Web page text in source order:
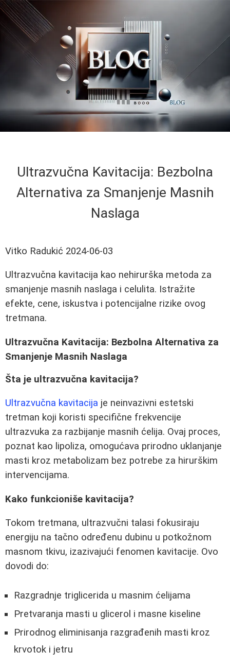
Ultrazvučna Kavitacija: Bezbolna
Alternativa za Smanjenje Masnih
Naslaga
Vitko Radukić 2024-06-03
Ultrazvučna kavitacija kao nehirurška metoda za
smanjenje masnih naslaga i celulita. Istražite
efekte, cene, iskustva i potencijalne rizike ovog
tretmana.
Ultrazvučna Kavitacija: Bezbolna Alternativa za
Smanjenje Masnih Naslaga
Šta je ultrazvučna kavitacija?
Ultrazvučna kavitacija je neinvazivni estetski
tretman koji koristi specifične frekvencije
ultrazvuka za razbijanje masnih ćelija. Ovaj proces,
poznat kao lipoliza, omogućava prirodno uklanjanje
masti kroz metabolizam bez potrebe za hirurškim
intervencijama.
Kako funkcioniše kavitacija?
Tokom tretmana, ultrazvučni talasi fokusiraju
energiju na tačno određenu dubinu u potkožnom
masnom tkivu, izazivajući fenomen kavitacije. Ovo
dovodi do:
Razgradnje triglicerida u masnim ćelijama
Pretvaranja masti u glicerol i masne kiseline
Prirodnog eliminisanja razgrađenih masti kroz
krvotok i jetru